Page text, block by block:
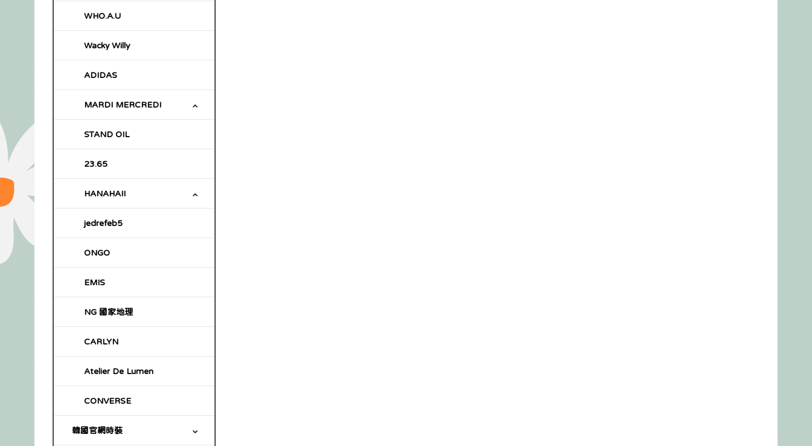
WHO.A.U
Wacky Willy
ADIDAS
MARDI MERCREDI
STAND OIL
23.65
HANAHAII
jedrefeb5
ONGO
EMIS
NG 國家地理
CARLYN
Atelier De Lumen
CONVERSE
韓國官網時裝